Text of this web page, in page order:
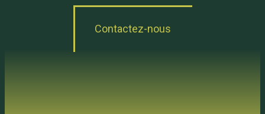
Contactez-nous